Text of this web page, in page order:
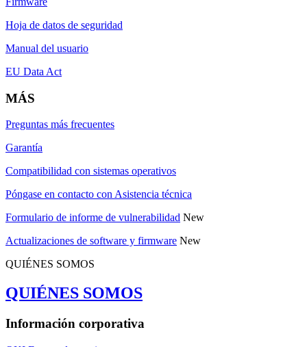
Hoja de datos de seguridad
Manual del usuario
EU Data Act
MÁS
Preguntas más frecuentes
Garantía
Compatibilidad con sistemas operativos
Póngase en contacto con Asistencia técnica
Formulario de informe de vulnerabilidad New
Actualizaciones de software y firmware New
QUIÉNES SOMOS
QUIÉNES SOMOS
Información corporativa